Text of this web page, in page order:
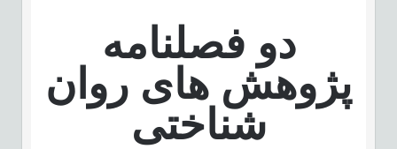
دو فصلنامه
پژوهش های روان
شناختی